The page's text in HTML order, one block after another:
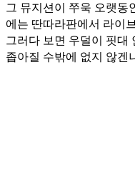
그 뮤지션이 쭈욱 오랫동
에는 딴따라판에서 라이
그러다 보면 우덜이 핏대
좁아질 수밖에 없지 않겐